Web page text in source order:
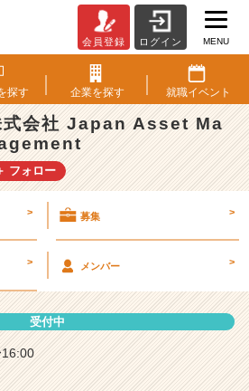
会員登録 ログイン MENU
探す 企業を探す 就職イベント
式会社 Japan Asset Ma
フォロー
> 募集 >
> メンバー >
受付中